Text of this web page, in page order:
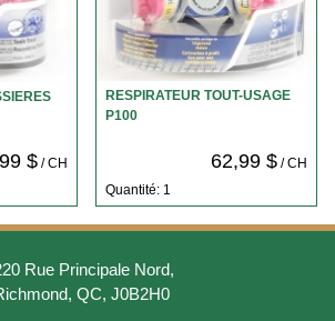
$/ CH
RESPIRATEUR TOUT-USAGE
P100
62,99 $/ CH
Quantité: 1
Rue Principale Nord,
QC, J0B2H0